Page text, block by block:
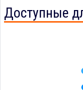
Доступные